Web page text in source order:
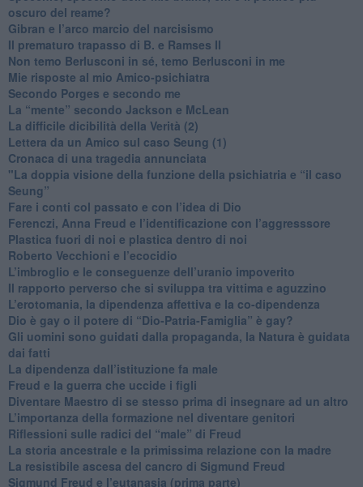
oscuro del reame?
​Gibran e l’arco marcio del narcisismo
​Il prematuro trapasso di B. e Ramses II
​Non temo Berlusconi in sé, temo Berlusconi in me
​Mie risposte al mio Amico-psichiatra
​Secondo Porges e secondo me
​La “mente” secondo Jackson e McLean
La difficile dicibilità della Verità (2)
​Lettera da un Amico sul caso Seung (1)
​Cronaca di una tragedia annunciata
"​La doppia visione della funzione della psichiatria e “il caso
Seung”
​Fare i conti col passato e con l’idea di Dio
​Ferenczi, Anna Freud e l’identificazione con l’aggresssore
Plastica fuori di noi e plastica dentro di noi
​Roberto Vecchioni e l’ecocidio
​L’imbroglio e le conseguenze dell’uranio impoverito
​Il rapporto perverso che si sviluppa tra vittima e aguzzino
L’erotomania, la dipendenza affettiva e la co-dipendenza
​Dio è gay o il potere di “Dio-Patria-Famiglia” è gay?
​Gli uomini sono guidati dalla propaganda, la Natura è guidata
dai fatti
La dipendenza dall’istituzione fa male
​Freud e la guerra che uccide i figli
​Diventare Maestro di se stesso prima di insegnare ad un altro
L’importanza della formazione nel diventare genitori
Riflessioni sulle radici del “male” di Freud
​La storia ancestrale e la primissima relazione con la madre
​La resistibile ascesa del cancro di Sigmund Freud
Sigmund Freud e l’eutanasia (prima parte)